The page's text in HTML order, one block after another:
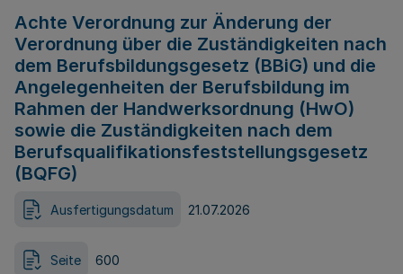
Achte Verordnung zur Änderung der
Verordnung über die Zuständigkeiten nach
dem Berufsbildungsgesetz (BBiG) und die
Angelegenheiten der Berufsbildung im
Rahmen der Handwerksordnung (HwO)
sowie die Zuständigkeiten nach dem
Berufsqualifikationsfeststellungsgesetz
(BQFG)
Ausfertigungsdatum 21.07.2026
Seite 600